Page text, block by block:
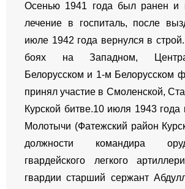
Осенью 1941 года был ранен и
лечение в госпиталь, после
июле 1942 года вернулся в
боях на Западном,
Белорусском и 1-м Белорусском
принял участие в Смоленской,
Курской битве.10 июля 1943 года
Молотычи (Фатежский район
должности командира
гвардейского легкого
гвардии старший сержант